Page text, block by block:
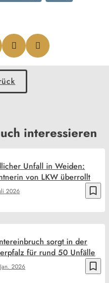
interessieren
bookmark_border
2026
Unfall in Weiden:
von LKW überrollt
bookmark_border
2026
sorgt in der
für rund 50 Unfälle